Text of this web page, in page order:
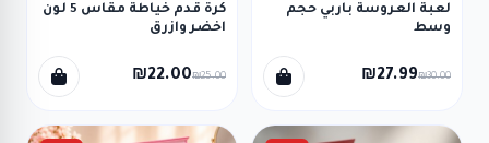
لعبة العروسة باربي حجم
وسط
₪27.99₪30.00
كرة قدم خياطة مقاس 5 لون
اخضر وازرق
₪22.00₪25.00